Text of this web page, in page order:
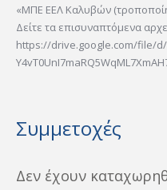
«ΜΠΕ ΕΕΛ Καλυβών
Δείτε τα επισυναπτόμενα
https://drive.google.com/file/d/
Συμμετοχές
Δεν έχουν